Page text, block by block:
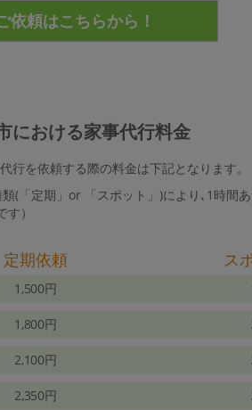
における家事代行料金
行を依頼する際の料金は下記となります。
(「定期」or 「スポット」)により､1時間
）
定期依頼 ス
1,500円
1,800円
2,100円
2,350円